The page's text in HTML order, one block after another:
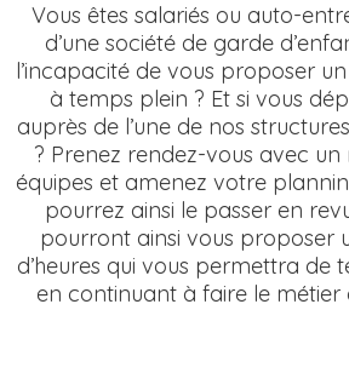
Vous êtes salariés ou auto-
d’une société de garde
l’incapacité de vous proposer
à temps plein ? Et si vous
auprès de l’une de nos
? Prenez rendez-vous avec
équipes et amenez votre
pourrez ainsi le passer en
pourront ainsi vous proposer
d’heures qui vous permettra de
en continuant à faire le métier